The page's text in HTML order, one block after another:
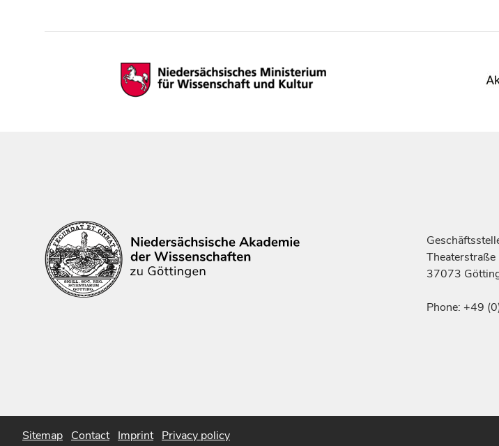
Theaterstraße
37073
Phone: +49
Sitemap Contact Imprint Privacy policy